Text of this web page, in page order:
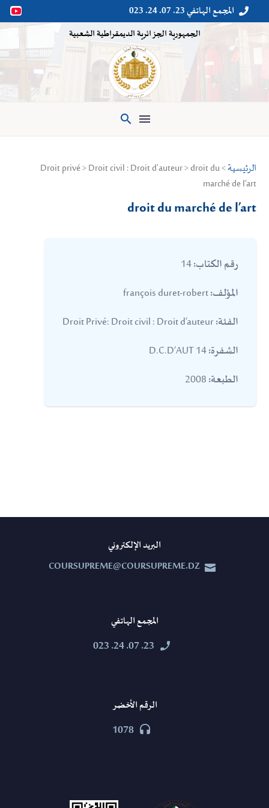

 المجمع الهاتفي 23. 07. 24. 023
الجمهورية الجزائرية الديمقراطية الشعبية

الرئيسية > Droit privé > Droit civil : Droit d'auteur > droit du
marché de l’art
droit du marché de l’art
رقم الكتاب:
المؤلف:
الفئة:
الشفرة:
الطبعة:
البريد الإلكتروني


COURSUPREME@COURSUPREME.DZ
المجمع الهاتفي


23. 07. 24. 023
الرقم الأخضر


1078